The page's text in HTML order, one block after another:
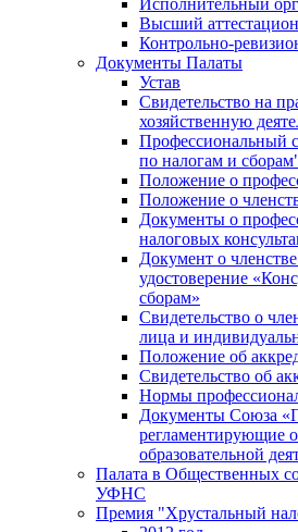
Исполнительный
Высший
Контрольно-
Документы Палаты
Устав
Свидетельство на
хозяйственную
Профессиональный
по налогам и
Положение о
Положение о
Документы о
налоговых
Документ о
удостоверение
сборам»
Свидетельство о
лица и
Положение об
Свидетельство об
Нормы
Документы Союза
регламентирующие
образовательной
Палата в Общественных
УФНС
Премия "Хрустальный